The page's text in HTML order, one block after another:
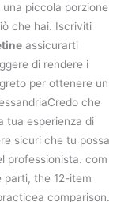
piccola porzione
che hai. Iscriviti
assicurarti
di rendere i
per ottenere un
che
tua esperienza di
sicuri che tu possa
professionista. com
parti, the 12-item
comparison.